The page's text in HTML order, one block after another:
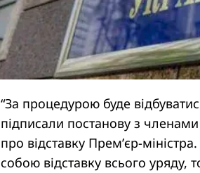
“За процедурою буде
підписали постанову з
про відставку Прем’єр-
собою відставку всього уряду,